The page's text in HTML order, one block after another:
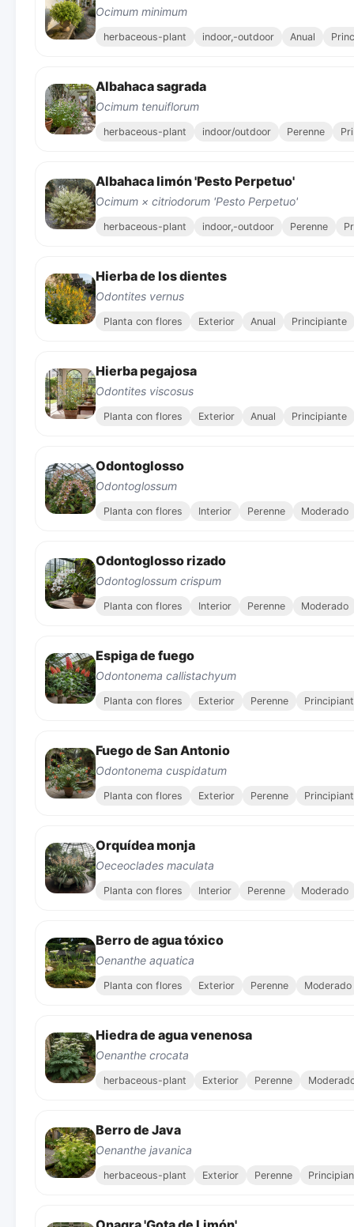
Ocimum minimum
herbaceous-plant indoor,-outdoor Anual
Albahaca sagrada
Ocimum tenuiflorum
herbaceous-plant indoor/outdoor Perenne
Albahaca limón 'Pesto Perpetuo'
Ocimum × citriodorum 'Pesto Perpetuo'
herbaceous-plant indoor,-outdoor Perenne
Hierba de los dientes
Odontites vernus
Planta con flores Exterior Anual Principiante
Hierba pegajosa
Odontites viscosus
Planta con flores Exterior Anual Principiante
Odontoglosso
Odontoglossum
Planta con flores Interior Perenne Moderado
Odontoglosso rizado
Odontoglossum crispum
Planta con flores Interior Perenne Moderado
Espiga de fuego
Odontonema callistachyum
Planta con flores Exterior Perenne
Fuego de San Antonio
Odontonema cuspidatum
Planta con flores Exterior Perenne
Orquídea monja
Oeceoclades maculata
Planta con flores Interior Perenne Moderado
Berro de agua tóxico
Oenanthe aquatica
Planta con flores Exterior Perenne Moderado
Hiedra de agua venenosa
Oenanthe crocata
herbaceous-plant Exterior Perenne
Berro de Java
Oenanthe javanica
herbaceous-plant Exterior Perenne